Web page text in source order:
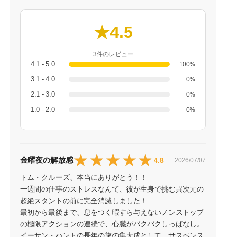
★4.5
3件のレビュー
4.1 - 5.0 100%
3.1 - 4.0 0%
2.1 - 3.0 0%
1.0 - 2.0 0%
金曜夜の解放感★★★★★
★★★★★ 4.8 2026/07/07
トム・クルーズ、本当にありがとう！！
一週間の仕事のストレスなんて、彼が生身で挑む異次元の
超絶スタントの前に完全消滅しました！
最初から最後まで、息をつく暇すら与えないノンストップ
の極限アクションの連続で、心臓がバクバクしっぱなし。